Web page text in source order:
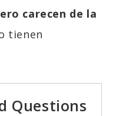
carecen de la
tienen
Questions